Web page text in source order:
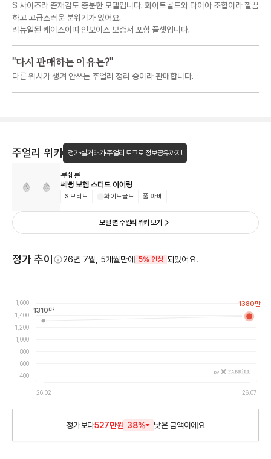
S 사이즈라 존재감도 충분한 모델입니다. 화이트골드와 다이아 조합이라 깔끔
하고 고급스러운 분위기가 있어요.
리뉴얼된 케이스이며 인보이스 보증서 포함 풀셋입니다.
"다시 판매하는 이유는?"
다른 위시가 생겨 안쓰는 주얼리 정리 중이라 판매합니다.
주얼리 위키 정가·실거래가·주얼리 토크로 정보공유까지!
부쉐론
쎄뻥 보헴 스터드 이어링
S 모티브 화이트골드 풀 파베
모델 별 주얼리 위키 보기
정가 추이 26년 7월, 5개월만에 5% 인상 되었어요.
400
600
800
1,000
1,200
1,400
1,600
26.02 26.07
by
1310만
1380만
정가보다527만원 38% 낮은금액이에요